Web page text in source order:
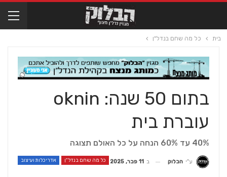
בית כל מה שחם בנדל"ן
בתום 50 שנה: oknin
עוברת בית
40% עד 60% הנחה על כל האולם תצוגה
כל מה שחם בנדל"ן אדריכלות ועיצוב ע"י הבלוק ב 11 פבר, 2025